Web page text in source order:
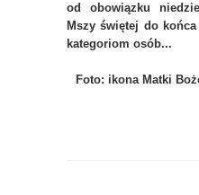
od obowiązku
Mszy świętej do
kategoriom osób...
Foto: ikona Matki